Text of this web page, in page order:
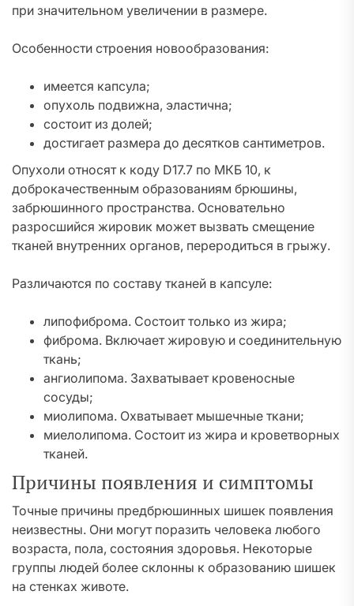
при значительном увеличении в размере.
Особенности строения новообразования:
имеется капсула;
опухоль подвижна, эластична;
состоит из долей;
достигает размера до десятков сантиметров.
Опухоли относят к коду D17.7 по МКБ 10, к
доброкачественным образованиям брюшины,
забрюшинного пространства. Основательно
разросшийся жировик может вызвать смещение
тканей внутренних органов, переродиться в грыжу.
Различаются по составу тканей в капсуле:
липофиброма. Состоит только из жира;
фиброма. Включает жировую и соединительную
ткань;
ангиолипома. Захватывает кровеносные
сосуды;
миолипома. Охватывает мышечные ткани;
миелолипома. Состоит из жира и кроветворных
тканей.
Причины появления и симптомы
Точные причины предбрюшинных шишек появления
неизвестны. Они могут поразить человека любого
возраста, пола, состояния здоровья. Некоторые
группы людей более склонны к образованию шишек
на стенках животе.